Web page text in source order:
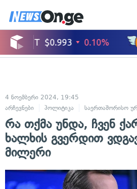
4 ნოემბერი 2024, 19:45
არჩევნები
პოლიტიკა საერთაშორისო
რა თქმა უნდა, ჩვენ
ხალხის გვერდით
მილერი